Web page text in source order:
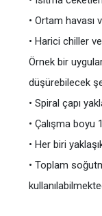
• Ortam havası
• Harici chiller
Örnek bir
düşürebilecek
• Spiral çapı
• Çalışma boyu
• Her biri
• Toplam